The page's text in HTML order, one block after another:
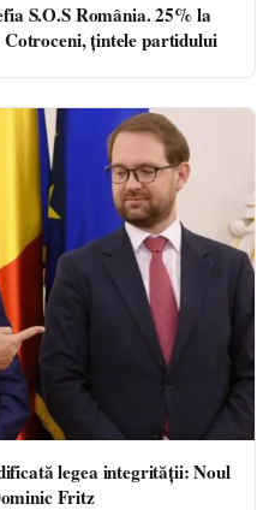
S.O.S România. 25% la
țintele partidului
legea integrității: Noul
Fritz